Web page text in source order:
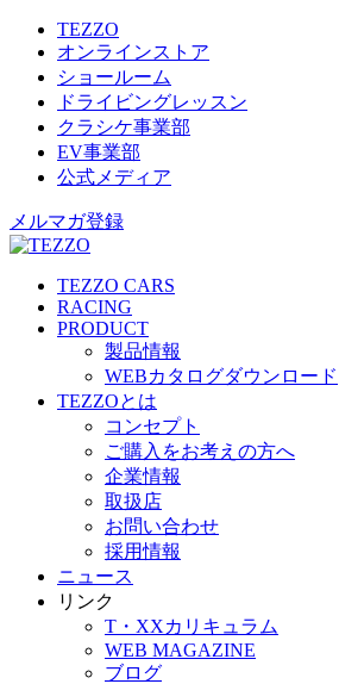
TEZZO
オンラインストア
ショールーム
ドライビングレッスン
クラシケ事業部
EV事業部
公式メディア
メルマガ登録
TEZZO CARS
RACING
PRODUCT
製品情報
WEBカタログダウンロード
TEZZOとは
コンセプト
ご購入をお考えの方へ
企業情報
取扱店
お問い合わせ
採用情報
ニュース
リンク
T・XXカリキュラム
WEB MAGAZINE
ブログ